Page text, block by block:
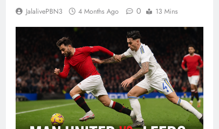
JalalivePBN3 4 Months Ago 0 13 Mins